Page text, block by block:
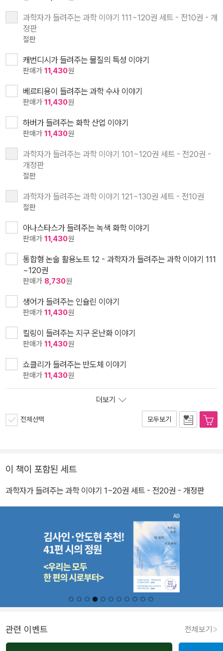
과학자가 들려주는 과학 이야기 111~120권 세트 - 전10권 - 개
정판
절판
캐번디시가 들려주는 물질의 특성 이야기
판매가 11,430원
베르티용이 들려주는 과학 수사 이야기
판매가 11,430원
하버가 들려주는 화학 산업 이야기
판매가 11,430원
과학자가 들려주는 과학 이야기 101~120권 세트 - 전20권 -
개정판
절판
과학자가 들려주는 과학 이야기 121~130권 세트 - 전10권
절판
아나스타스가 들려주는 녹색 화학 이야기
판매가 11,430원
통합형 논술 활용노트 12 - 과학자가 들려주는 과학 이야기 111
~120권
판매가 8,730원
생어가 들려주는 인슐린 이야기
판매가 11,430원
킬링이 들려주는 지구 온난화 이야기
판매가 11,430원
쇼클리가 들려주는 반도체 이야기
판매가 11,430원
더보기
전체선택 모두보기
이 책이 포함된 세트
과학자가 들려주는 과학 이야기 1~20권 세트 - 전20권 - 개정판
관련 이벤트 전체보기